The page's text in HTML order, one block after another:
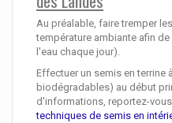
Au préalable, faire tremper
température ambiante afin
l'eau chaque jour).
Effectuer un semis en terrine
biodégradables) au début
d'informations, reportez-
techniques de semis en